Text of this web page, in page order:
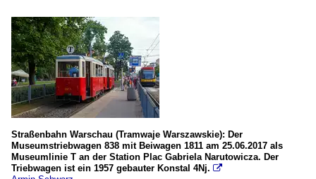
Straßenbahn Warschau (Tramwaje Warszawskie): Der
Museumstriebwagen 838 mit Beiwagen 1811 am 25.06.2017 als
Museumlinie T an der Station Plac Gabriela Narutowicza. Der
Triebwagen ist ein 1957 gebauter Konstal 4Nj. 